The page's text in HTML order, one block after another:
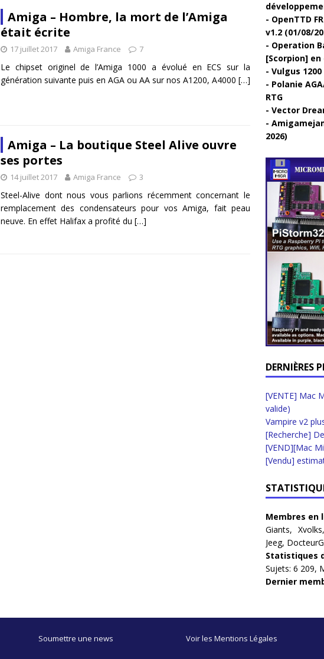
Amiga – Hombre, la mort de l’Amiga
était écrite
17 juillet 2017 Amiga France 7
Le chipset originel de l’Amiga 1000 a évolué en ECS sur la
génération suivante puis en AGA ou AA sur nos A1200, A4000 […]
Amiga – La boutique Steel Alive ouvre
ses portes
14 juillet 2017 Amiga France 3
Steel-Alive dont nous vous parlions récemment concernant le
remplacement des condensateurs pour vos Amiga, fait peau
neuve. En effet Halifax a profité du […]
OpenTTD
v1.2 (01/08/
Operation
[Scorpion]
Vulgus 1200
Polanie
RTG
Vector
2026)
DERNIÈRES
[VENTE] Mac
valide)
Vampire v2
[Recherche]
[VEND][Mac
[Vendu]
Membres en
Giants, Xvolks
Jeeg,
Statistiques
Sujets: 6 209,
Dernier
Soumettre une news Voir les Mentions Légales